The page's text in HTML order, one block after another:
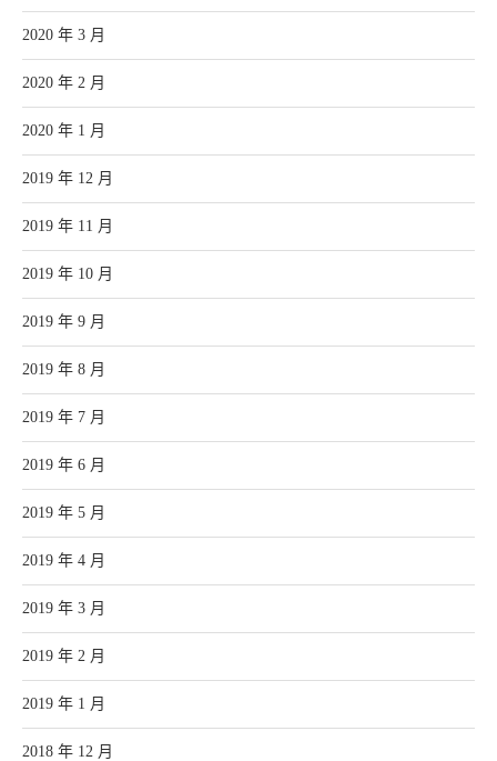
2020 年 3 月
2020 年 2 月
2020 年 1 月
2019 年 12 月
2019 年 11 月
2019 年 10 月
2019 年 9 月
2019 年 8 月
2019 年 7 月
2019 年 6 月
2019 年 5 月
2019 年 4 月
2019 年 3 月
2019 年 2 月
2019 年 1 月
2018 年 12 月